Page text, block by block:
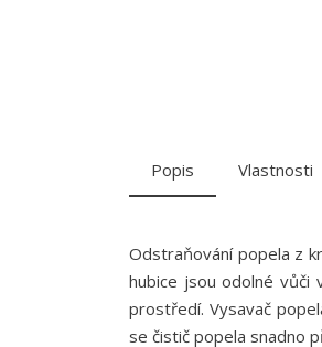
Popis Vlastnosti
Odstraňování popela z
hubice jsou odolné vůči
prostředí. Vysavač
se čistič popela snadno